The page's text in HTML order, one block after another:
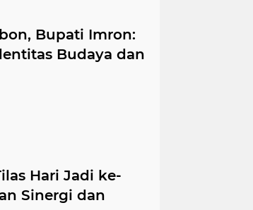
Bupati Imron:
Budaya dan
Hari Jadi ke-
Sinergi dan